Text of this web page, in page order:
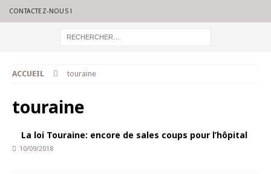
CONTACTEZ-NOUS !
ACCUEIL touraine
touraine
La loi Touraine: encore de sales coups pour l’hôpital
10/09/2018